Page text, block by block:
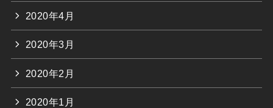
2020年4月
2020年3月
2020年2月
2020年1月